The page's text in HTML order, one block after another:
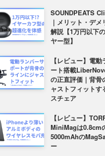
SOUNDPEATS
｜メリット・デ
解説【1万円以下
ヤー型】
【レビュー】電
ート搭載
の正直評価｜背骨
ャストフィットす
スチェア
【レビュー】
MiniMagは0.8cm
5000mAhの
ー